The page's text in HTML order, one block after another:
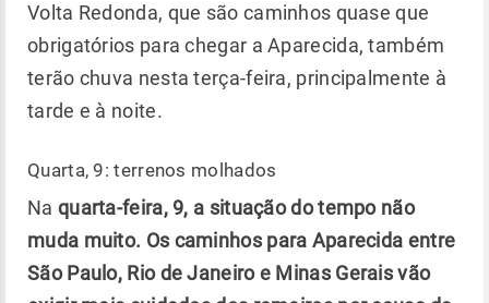
Volta Redonda, que são caminhos quase que
obrigatórios para chegar a Aparecida, também
terão chuva nesta terça-feira, principalmente à
tarde e à noite.
Quarta, 9: terrenos molhados
Na quarta-feira, 9, a situação do tempo não
muda muito. Os caminhos para Aparecida entre
São Paulo, Rio de Janeiro e Minas Gerais vão